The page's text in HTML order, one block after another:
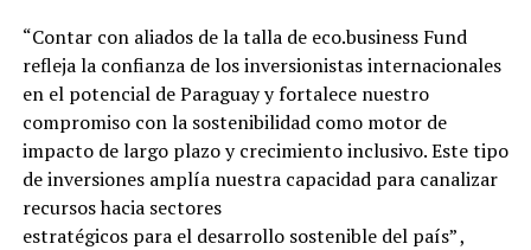
“Contar con aliados de la talla de eco.business Fund
refleja la confianza de los inversionistas internacionales
en el potencial de Paraguay y fortalece nuestro
compromiso con la sostenibilidad como motor de
impacto de largo plazo y crecimiento inclusivo. Este tipo
de inversiones amplía nuestra capacidad para canalizar
recursos hacia sectores
estratégicos para el desarrollo sostenible del país” ,